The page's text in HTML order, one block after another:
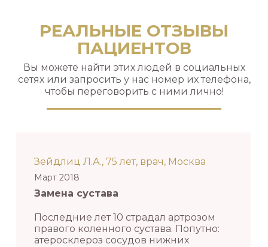
РЕАЛЬНЫЕ ОТЗЫВЫ
ПАЦИЕНТОВ
Вы можете найти этих людей в социальных
сетях или запросить у нас номер их телефона,
чтобы переговорить с ними лично!
Зейдлиц Л.А., 75 лет, врач, Москва
Март 2018
Замена сустава
Последние лет 10 страдал артрозом
правого коленного сустава. Попутно:
атеросклероз сосудов нижних